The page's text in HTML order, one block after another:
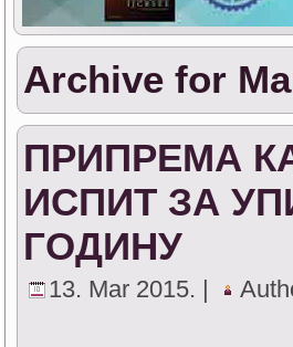
Archive for
ПРИПРЕМА
ИСПИТ ЗА
ГОДИНУ
13. Mar 2015. |